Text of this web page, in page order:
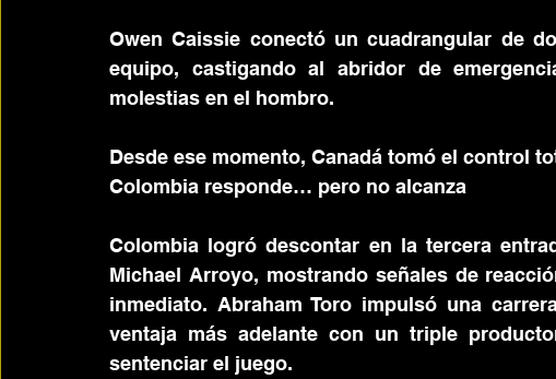
Owen Caissie conectó un cuadrangular de
equipo, castigando al abridor de
molestias en el hombro.
Desde ese momento, Canadá tomó el control
Colombia responde… pero no alcanza
Colombia logró descontar en la tercera
Michael Arroyo, mostrando señales de
inmediato. Abraham Toro impulsó una
ventaja más adelante con un triple
sentenciar el juego.